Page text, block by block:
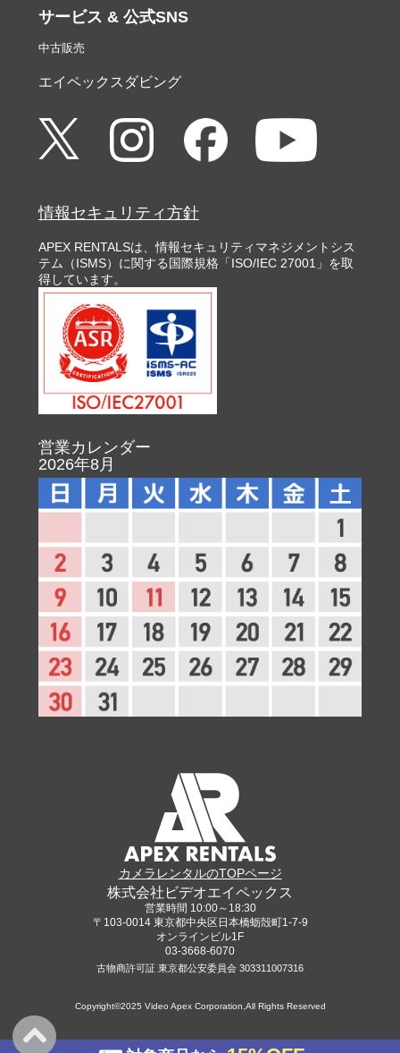
サービス & 公式SNS
中古販売
エイペックスダビング
情報セキュリティ方針
APEX RENTALSは、情報セキュリティマネジメントシス
テム（ISMS）に関する国際規格「ISO/IEC 27001」を取
得しています。
カメラレンタルのTOPページ
株式会社ビデオエイペックス
営業時間 10:00～18:30
〒103-0014 東京都中央区日本橋蛎殻町1-7-9
オンラインビル1F
03-3668-6070
古物商許可証 東京都公安委員会 303311007316
営業カレンダー
2026年8月
Copyright©2025 Video Apex Corporation,All Rights Reserved